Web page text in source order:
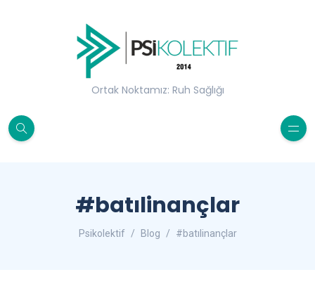
Ortak Noktamız: Ruh Sağlığı
#batılinançlar
Psikolektif Blog #batılinançlar